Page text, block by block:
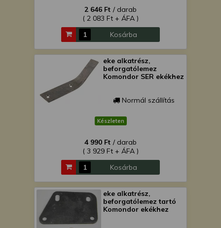
2 646 Ft / darab
( 2 083 Ft + ÁFA )
Kosárba
eke alkatrész,
beforgatólemez
Komondor SER ekékhez
Normál szállítás
Készleten
4 990 Ft / darab
( 3 929 Ft + ÁFA )
Kosárba
eke alkatrész,
beforgatólemez tartó
Komondor ekékhez